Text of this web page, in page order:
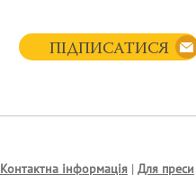
ПІДПИСАТИСЯ
Контактна інформація | Для преси